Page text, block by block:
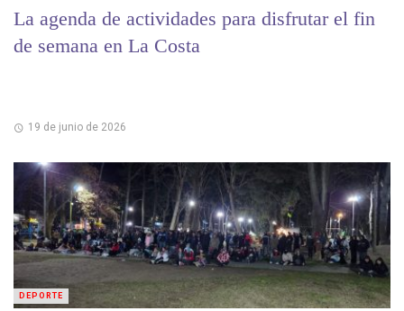
La agenda de actividades para disfrutar el fin
de semana en La Costa
19 de junio de 2026
DEPORTE